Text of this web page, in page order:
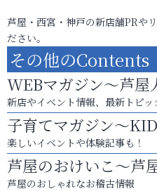
芦屋・西宮・神戸の新店舗PRや
ださい。
その他のContents
WEBマガジン～芦屋
新店やイベント情報、最新トピッ
子育てマガジン～
楽しいイベントや体験記事も！
芦屋のおけいこ～芦
芦屋のおしゃれなお稽古情報